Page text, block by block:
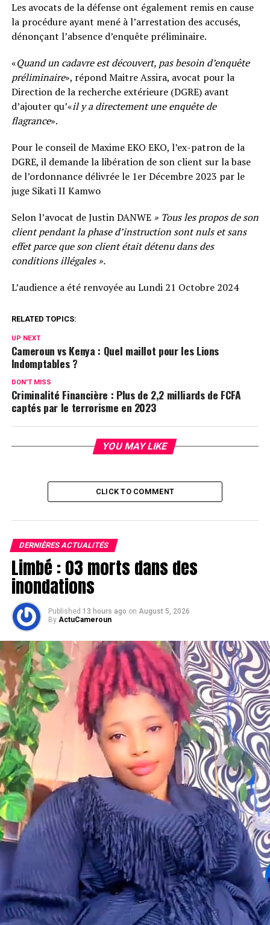
Les avocats de la défense ont également remis en cause
la procédure ayant mené à l’arrestation des accusés,
dénonçant l’absence d’enquête préliminaire.
«Quand un cadavre est découvert, pas besoin d’enquête
préliminaire», répond Maitre Assira, avocat pour la
Direction de la recherche extérieure (DGRE) avant
d’ajouter qu’«il y a directement une enquête de
flagrance».
Pour le conseil de Maxime EKO EKO, l’ex-patron de la
DGRE, il demande la libération de son client sur la base
de l’ordonnance délivrée le 1er Décembre 2023 par le
juge Sikati II Kamwo
Selon l’avocat de Justin DANWE » Tous les propos de son
client pendant la phase d’instruction sont nuls et sans
effet parce que son client était détenu dans des
conditions illégales ».
L’audience a été renvoyée au Lundi 21 Octobre 2024
RELATED TOPICS:
UP NEXT
Cameroun vs Kenya : Quel maillot pour les Lions
Indomptables ?
DON'T MISS
Criminalité Financière : Plus de 2,2 milliards de FCFA
captés par le terrorisme en 2023
YOU MAY LIKE
CLICK TO COMMENT
DERNIÈRES ACTUALITÉS
Limbé : 03 morts dans des
inondations
Published 13 hours ago on August 5, 2026
By ActuCameroun